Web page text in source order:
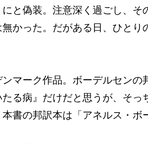
と偽装。注意深く過ごし、そ
無かった。だがある日、ひとり
マーク作品。ボーデルセンの
る病』だけだと思うが、そっ
書の邦訳本は「アネルス・ボ